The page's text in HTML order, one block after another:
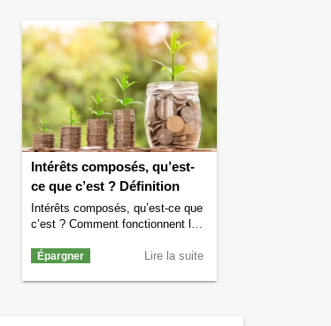
Intérêts composés, qu’est-
ce que c’est ? Définition
Intérêts composés, qu’est-ce que
c’est ? Comment fonctionnent les
les avantages ? QuellesLire la suite
Épargner